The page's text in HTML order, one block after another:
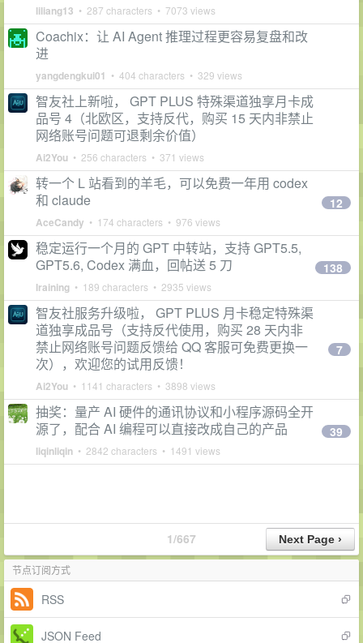
liliang13 • 287 characters • 7073 views
Coachix：让 AI Agent 推理过程更容易复盘和改
进
yangdengkui01 • 404 characters • 329 views
智友社上新啦， GPT PLUS 特殊渠道独享月卡成
品号 4（北欧区，支持反代，购买 15 天内非禁止
网络账号问题可退剩余价值）
Ai2You • 256 characters • 371 views
转一个 L 站看到的羊毛，可以免费一年用 codex
和 claude
AceCandy • 174 characters • 976 views
12
稳定运行一个月的 GPT 中转站，支持 GPT5.5,
GPT5.6, Codex 满血，回帖送 5 刀
lraining • 189 characters • 2935 views
138
智友社服务升级啦， GPT PLUS 月卡稳定特殊渠
道独享成品号（支持反代使用，购买 28 天内非
禁止网络账号问题反馈给 QQ 客服可免费更换一
次），欢迎您的试用反馈！
Ai2You • 1141 characters • 3898 views
7
抽奖：量产 AI 硬件的通讯协议和小程序源码全开
源了，配合 AI 编程可以直接改成自己的产品
liqinliqin • 2842 characters • 1491 views
39
1/667
节点订阅方式
RSS
JSON Feed